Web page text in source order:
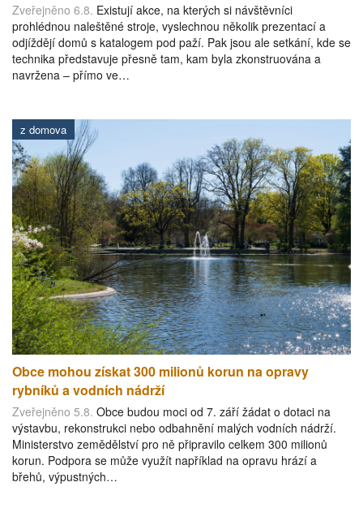
Zveřejněno 6.8. Existují akce, na kterých si návštěvníci
prohlédnou naleštěné stroje, vyslechnou několik prezentací a
odjíždějí domů s katalogem pod paží. Pak jsou ale setkání, kde se
technika představuje přesně tam, kam byla zkonstruována a
navržena – přímo ve…
z domova
Obce mohou získat 300 milionů korun na opravy
rybníků a vodních nádrží
Zveřejněno 5.8. Obce budou moci od 7. září žádat o dotaci na
výstavbu, rekonstrukci nebo odbahnění malých vodních nádrží.
Ministerstvo zemědělství pro ně připravilo celkem 300 milionů
korun. Podpora se může využít například na opravu hrází a
břehů, výpustných…